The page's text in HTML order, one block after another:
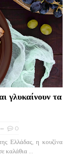
γλυκαίνουν τα
0
Ελλάδας, η κουζίνα
καλάθια ...